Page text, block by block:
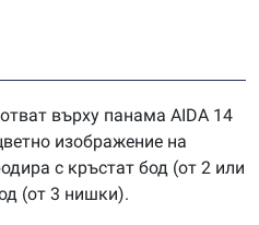
върху панама AIDA 14
изображение на
с кръстат бод (от 2 или
(от 3 нишки).